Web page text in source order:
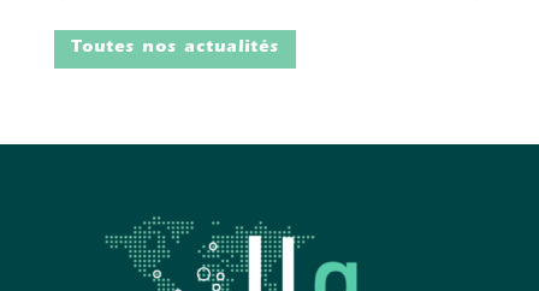
Toutes nos actualités